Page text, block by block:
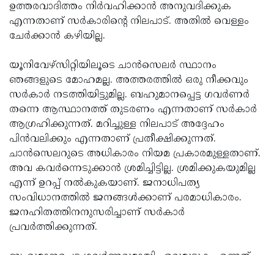
ഉത്തരവാദിത്തം നിര്‍വഹിക്കാന്‍ അനുവദിക്കുക
എന്നതാണ് സര്‍കാരിന്റെ നിലപാട്. അതില്‍ വെള്ളം
ചേര്‍ക്കാന്‍ കഴിയില്ല.
യൂനിവേഴ്‌സിറ്റിയിലൂടെ ചാന്‍സെലര്‍ സ്ഥാനം
ഞങ്ങളുടെ മോഹമല്ല. അത്തരത്തില്‍ ഒരു നീക്കവും
സര്‍കാര്‍ നടത്തിയിട്ടുമില്ല. ബഹുമാനപ്പെട്ട ഗവര്‍ണര്‍
തന്നെ ആസ്ഥാനത്ത് തുടരണം എന്നതാണ് സര്‍കാര്‍
ആഗ്രഹിക്കുന്നത്. മറിച്ചുള്ള നിലപാട് അദ്ദേഹം
പിന്‍വലിക്കും എന്നതാണ് പ്രതീക്ഷിക്കുന്നത്.
ചാന്‍സെലറുടെ അധികാരം നിയമ പ്രകാരമുള്ളതാണ്.
അവ കവര്‍ന്നെടുക്കാന്‍ ശ്രമിച്ചിട്ടില്ല. ശ്രമിക്കുകയുമില്ല
എന്ന് ഉറപ്പ് നല്‍കുകയാണ്. ജനാധിപത്യ
സംവിധാനത്തില്‍ ജനങ്ങള്‍ക്കാണ് പരമാധികാരം.
ജനഹിതത്തിനനുസരിച്ചാണ് സര്‍കാര്‍
പ്രവര്‍ത്തിക്കുന്നത്.